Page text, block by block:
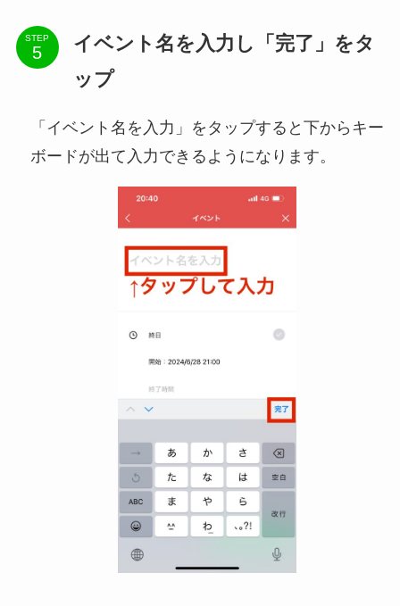
STEP
イベント名を入力し「完了」をタ
ップ
「イベント名を入力」をタップすると下からキー
ボードが出て入力できるようになります。